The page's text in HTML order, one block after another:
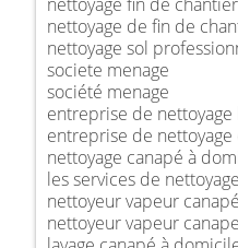
nettoyage de fin de
nettoyage sol
societe menage
société menage
entreprise de
entreprise de
nettoyage canapé à
les services de nettoyage
nettoyeur vapeur
nettoyeur vapeur